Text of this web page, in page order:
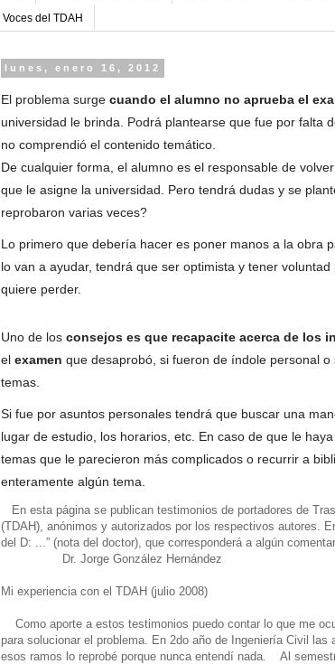
Voces del TDAH
lunes, enero 16, 2012
El problema surge cuando el alumno no aprueba el
universidad le brinda. Podrá plantearse que fue por falta
no comprendió el contenido temático.
De cualquier forma, el alumno es el responsable de
que le asigne la universidad. Pero tendrá dudas y se
reprobaron varias veces?
Lo primero que debería hacer es poner manos a la obra
lo van a ayudar, tendrá que ser optimista y tener
quiere perder.
Uno de los consejos es que recapacite acerca de los
el examen que desaprobó, si fueron de índole personal
temas.
Si fue por asuntos personales tendrá que buscar una
lugar de estudio, los horarios, etc. En caso de que le
temas que le parecieron más complicados o recurrir a
enteramente algún tema.
En esta página se publican testimonios de portadores de
(TDAH), anónimos y autorizados por los respectivos autores.
del D: ...” (nota del doctor), que corresponderá a algún
Dr. Jorge González Hernández
Mi experiencia con el TDAH (julio 2008)
Como aporte a estos testimonios puedo contar lo que me
para solucionar el problema. En 2do año de Ingeniería Civil
esos ramos lo reprobé porque nunca entendí nada. Al